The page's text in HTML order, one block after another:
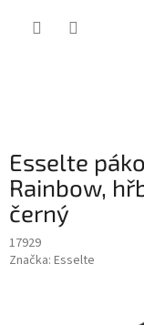
Esselte
Rainbow,
černý
17929
Značka: Esselte